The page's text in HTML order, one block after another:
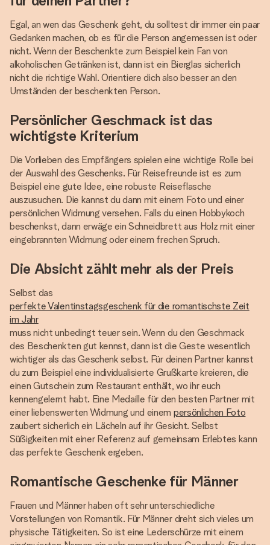
Egal, an wen das Geschenk geht, du solltest dir immer ein paar
Gedanken machen, ob es für die Person angemessen ist oder
nicht. Wenn der Beschenkte zum Beispiel kein Fan von
alkoholischen Getränken ist, dann ist ein Bierglas sicherlich
nicht die richtige Wahl. Orientiere dich also besser an den
Umständen der beschenkten Person.
Persönlicher Geschmack ist das
wichtigste Kriterium
Die Vorlieben des Empfängers spielen eine wichtige Rolle bei
der Auswahl des Geschenks. Für Reisefreunde ist es zum
Beispiel eine gute Idee, eine robuste Reiseflasche
auszusuchen. Die kannst du dann mit einem Foto und einer
persönlichen Widmung versehen. Falls du einen Hobbykoch
beschenkst, dann erwäge ein Schneidbrett aus Holz mit einer
eingebrannten Widmung oder einem frechen Spruch.
Die Absicht zählt mehr als der Preis
Selbst das
perfekte Valentinstagsgeschenk für die romantischste Zeit
im Jahr
muss nicht unbedingt teuer sein. Wenn du den Geschmack
des Beschenkten gut kennst, dann ist die Geste wesentlich
wichtiger als das Geschenk selbst. Für deinen Partner kannst
du zum Beispiel eine individualisierte Grußkarte kreieren, die
einen Gutschein zum Restaurant enthält, wo ihr euch
kennengelernt habt. Eine Medaille für den besten Partner mit
einer liebenswerten Widmung und einem persönlichen Foto
zaubert sicherlich ein Lächeln auf ihr Gesicht. Selbst
Süßigkeiten mit einer Referenz auf gemeinsam Erlebtes kann
das perfekte Geschenk ergeben.
Romantische Geschenke für Männer
Frauen und Männer haben oft sehr unterschiedliche
Vorstellungen von Romantik. Für Männer dreht sich vieles um
physische Tätigkeiten. So ist eine Lederschürze mit einem